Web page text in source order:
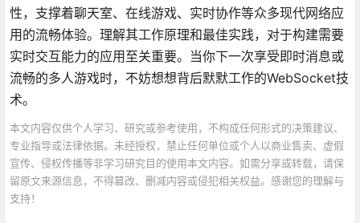
性，支撑着聊天室、在线游戏、实时协作等众多现代网络应
用的流畅体验。理解其工作原理和最佳实践，对于构建需要
实时交互能力的应用至关重要。当你下一次享受即时消息或
流畅的多人游戏时，不妨想想背后默默工作的WebSocket技
术。
本文内容仅供个人学习、研究或参考使用，不构成任何形式的决策建议、
专业指导或法律依据。未经授权，禁止任何单位或个人以商业售卖、虚假
宣传、侵权传播等非学习研究目的使用本文内容。如需分享或转载，请保
留原文来源信息，不得篡改、删减内容或侵犯相关权益。感谢您的理解与
支持！